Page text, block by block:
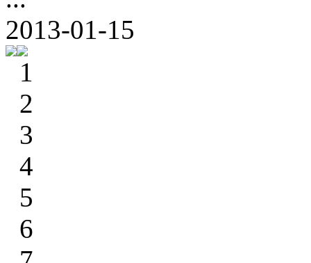
2013-01-15
1
2
3
4
5
6